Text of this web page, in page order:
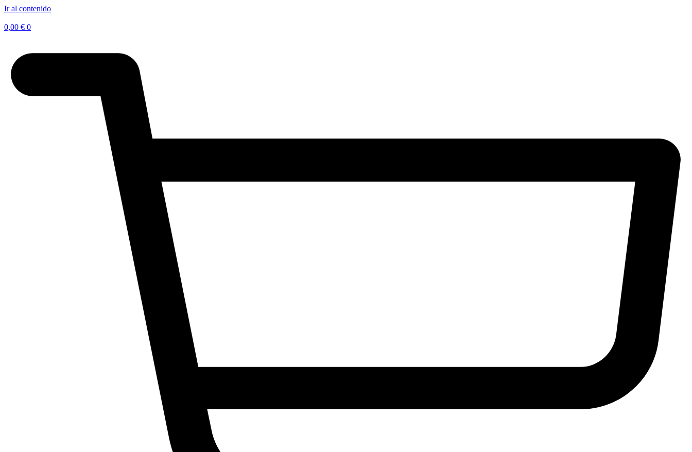
Ir al contenido
0,00 € 0